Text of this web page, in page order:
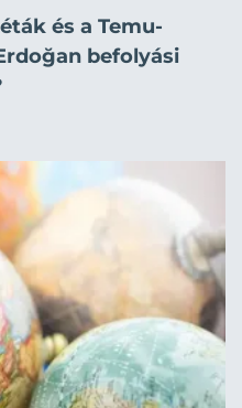
és a Temu-
befolyási